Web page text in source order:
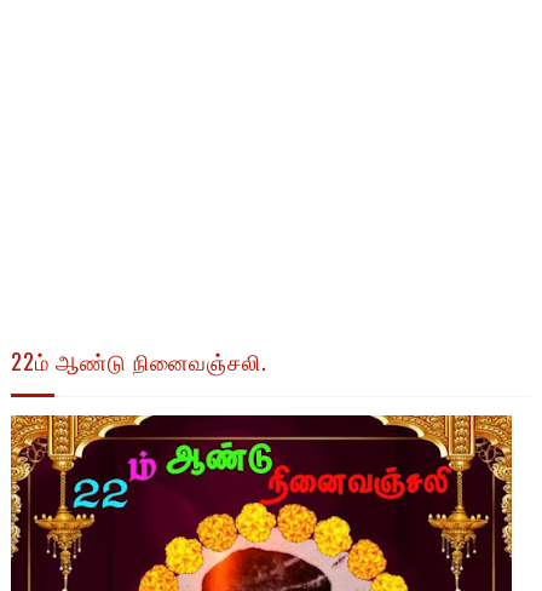
22ம் ஆண்டு நினைவஞ்சலி.